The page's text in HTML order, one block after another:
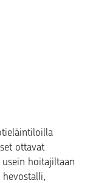
ottavat
hoitajiltaan